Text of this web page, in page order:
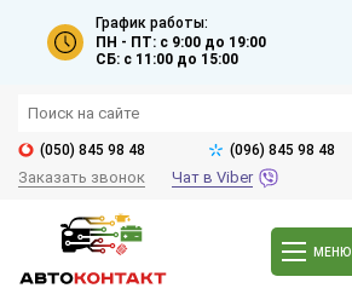
График работы:
ПН - ПТ: с 9:00 до 19:00
СБ: с 11:00 до 15:00
(050) 845 98 48 (096) 845 98 48
Заказать звонок Чат в Viber
МЕНЮ